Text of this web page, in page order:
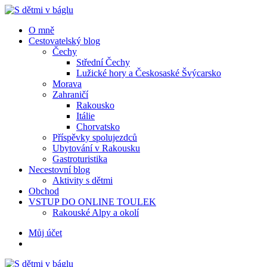
Menu
Menu
O mně
Cestovatelský blog
Čechy
Střední Čechy
Lužické hory a Českosaské Švýcarsko
Morava
Zahraničí
Rakousko
Itálie
Chorvatsko
Příspěvky spolujezdců
Ubytování v Rakousku
Gastroturistika
Necestovní blog
Aktivity s dětmi
Obchod
VSTUP DO ONLINE TOULEK
Rakouské Alpy a okolí
HledatMůj účet